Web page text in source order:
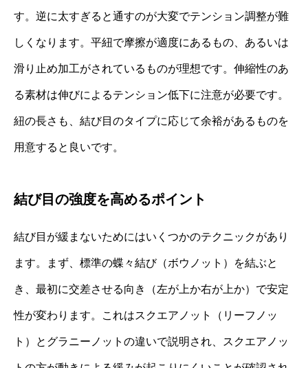
す。逆に太すぎると通すのが大変でテンション調整が難
しくなります。平紐で摩擦が適度にあるもの、あるいは
滑り止め加工がされているものが理想です。伸縮性のあ
る素材は伸びによるテンション低下に注意が必要です。
紐の長さも、結び目のタイプに応じて余裕があるものを
用意すると良いです。
結び目の強度を高めるポイント
結び目が緩まないためにはいくつかのテクニックがあり
ます。まず、標準の蝶々結び（ボウノット）を結ぶと
き、最初に交差させる向き（左が上か右が上か）で安定
性が変わります。これはスクエアノット（リーフノッ
ト）とグラニーノットの違いで説明され、スクエアノッ